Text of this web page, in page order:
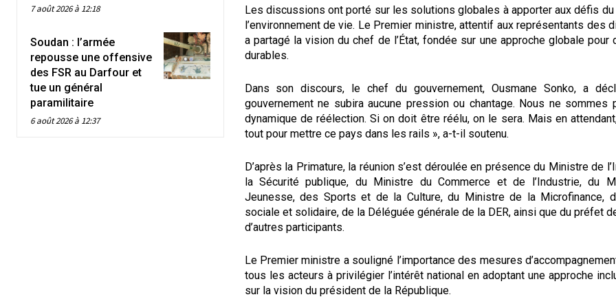
7 août 2026 à 12:18
Soudan : l’armée
repousse une offensive
des FSR au Darfour et
tue un général
paramilitaire
6 août 2026 à 12:37
Les discussions ont porté sur les solutions globales à apporter aux défis du
l’environnement de vie. Le Premier ministre, attentif aux représentants des
a partagé la vision du chef de l’État, fondée sur une approche globale pour
durables.
Dans son discours, le chef du gouvernement, Ousmane Sonko, a
gouvernement ne subira aucune pression ou chantage. Nous ne sommes
dynamique de réélection. Si on doit être réélu, on le sera. Mais en
tout pour mettre ce pays dans les rails », a-t-il soutenu.
D’après la Primature, la réunion s’est déroulée en présence du Ministre de
la Sécurité publique, du Ministre du Commerce et de l’Industrie, du
Jeunesse, des Sports et de la Culture, du Ministre de la Microfinance,
sociale et solidaire, de la Déléguée générale de la DER, ainsi que du préfet
d’autres participants.
Le Premier ministre a souligné l’importance des mesures
tous les acteurs à privilégier l’intérêt national en adoptant une approche
sur la vision du président de la République.